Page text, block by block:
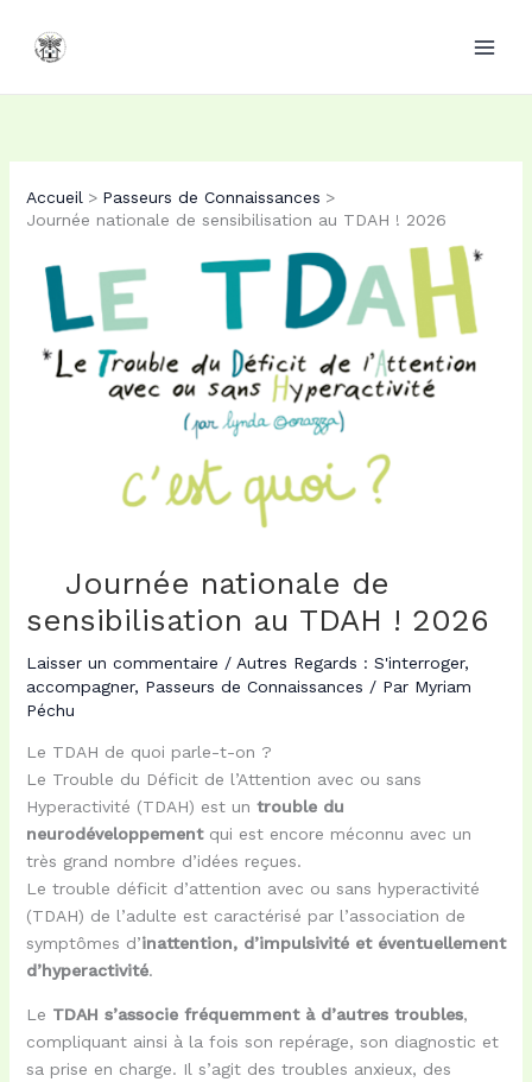
contenu
Accueil
Passeurs de Connaissances
Journée nationale de sensibilisation au TDAH ! 2026
Journée nationale de
sensibilisation au TDAH ! 2026
Laisser un commentaire / Autres Regards : S'interroger,
accompagner, Passeurs de Connaissances / Par Myriam
Péchu
Le TDAH de quoi parle-t-on ?
Le Trouble du Déficit de l’Attention avec ou sans
Hyperactivité (TDAH) est un trouble du
neurodéveloppementqui est encore méconnu avec un
très grand nombre d’idées reçues.
Le trouble déficit d’attention avec ou sans hyperactivité
(TDAH) de l’adulte est caractérisé par l’association de
symptômes d’inattention, d’impulsivité et éventuellement
d’hyperactivité.
Le TDAH s’associe fréquemment à d’autres troubles,
compliquant ainsi à la fois son repérage, son diagnostic et
sa prise en charge. Il s’agit des troubles anxieux, des
au
contenu
PDF
au
contenu
PDF